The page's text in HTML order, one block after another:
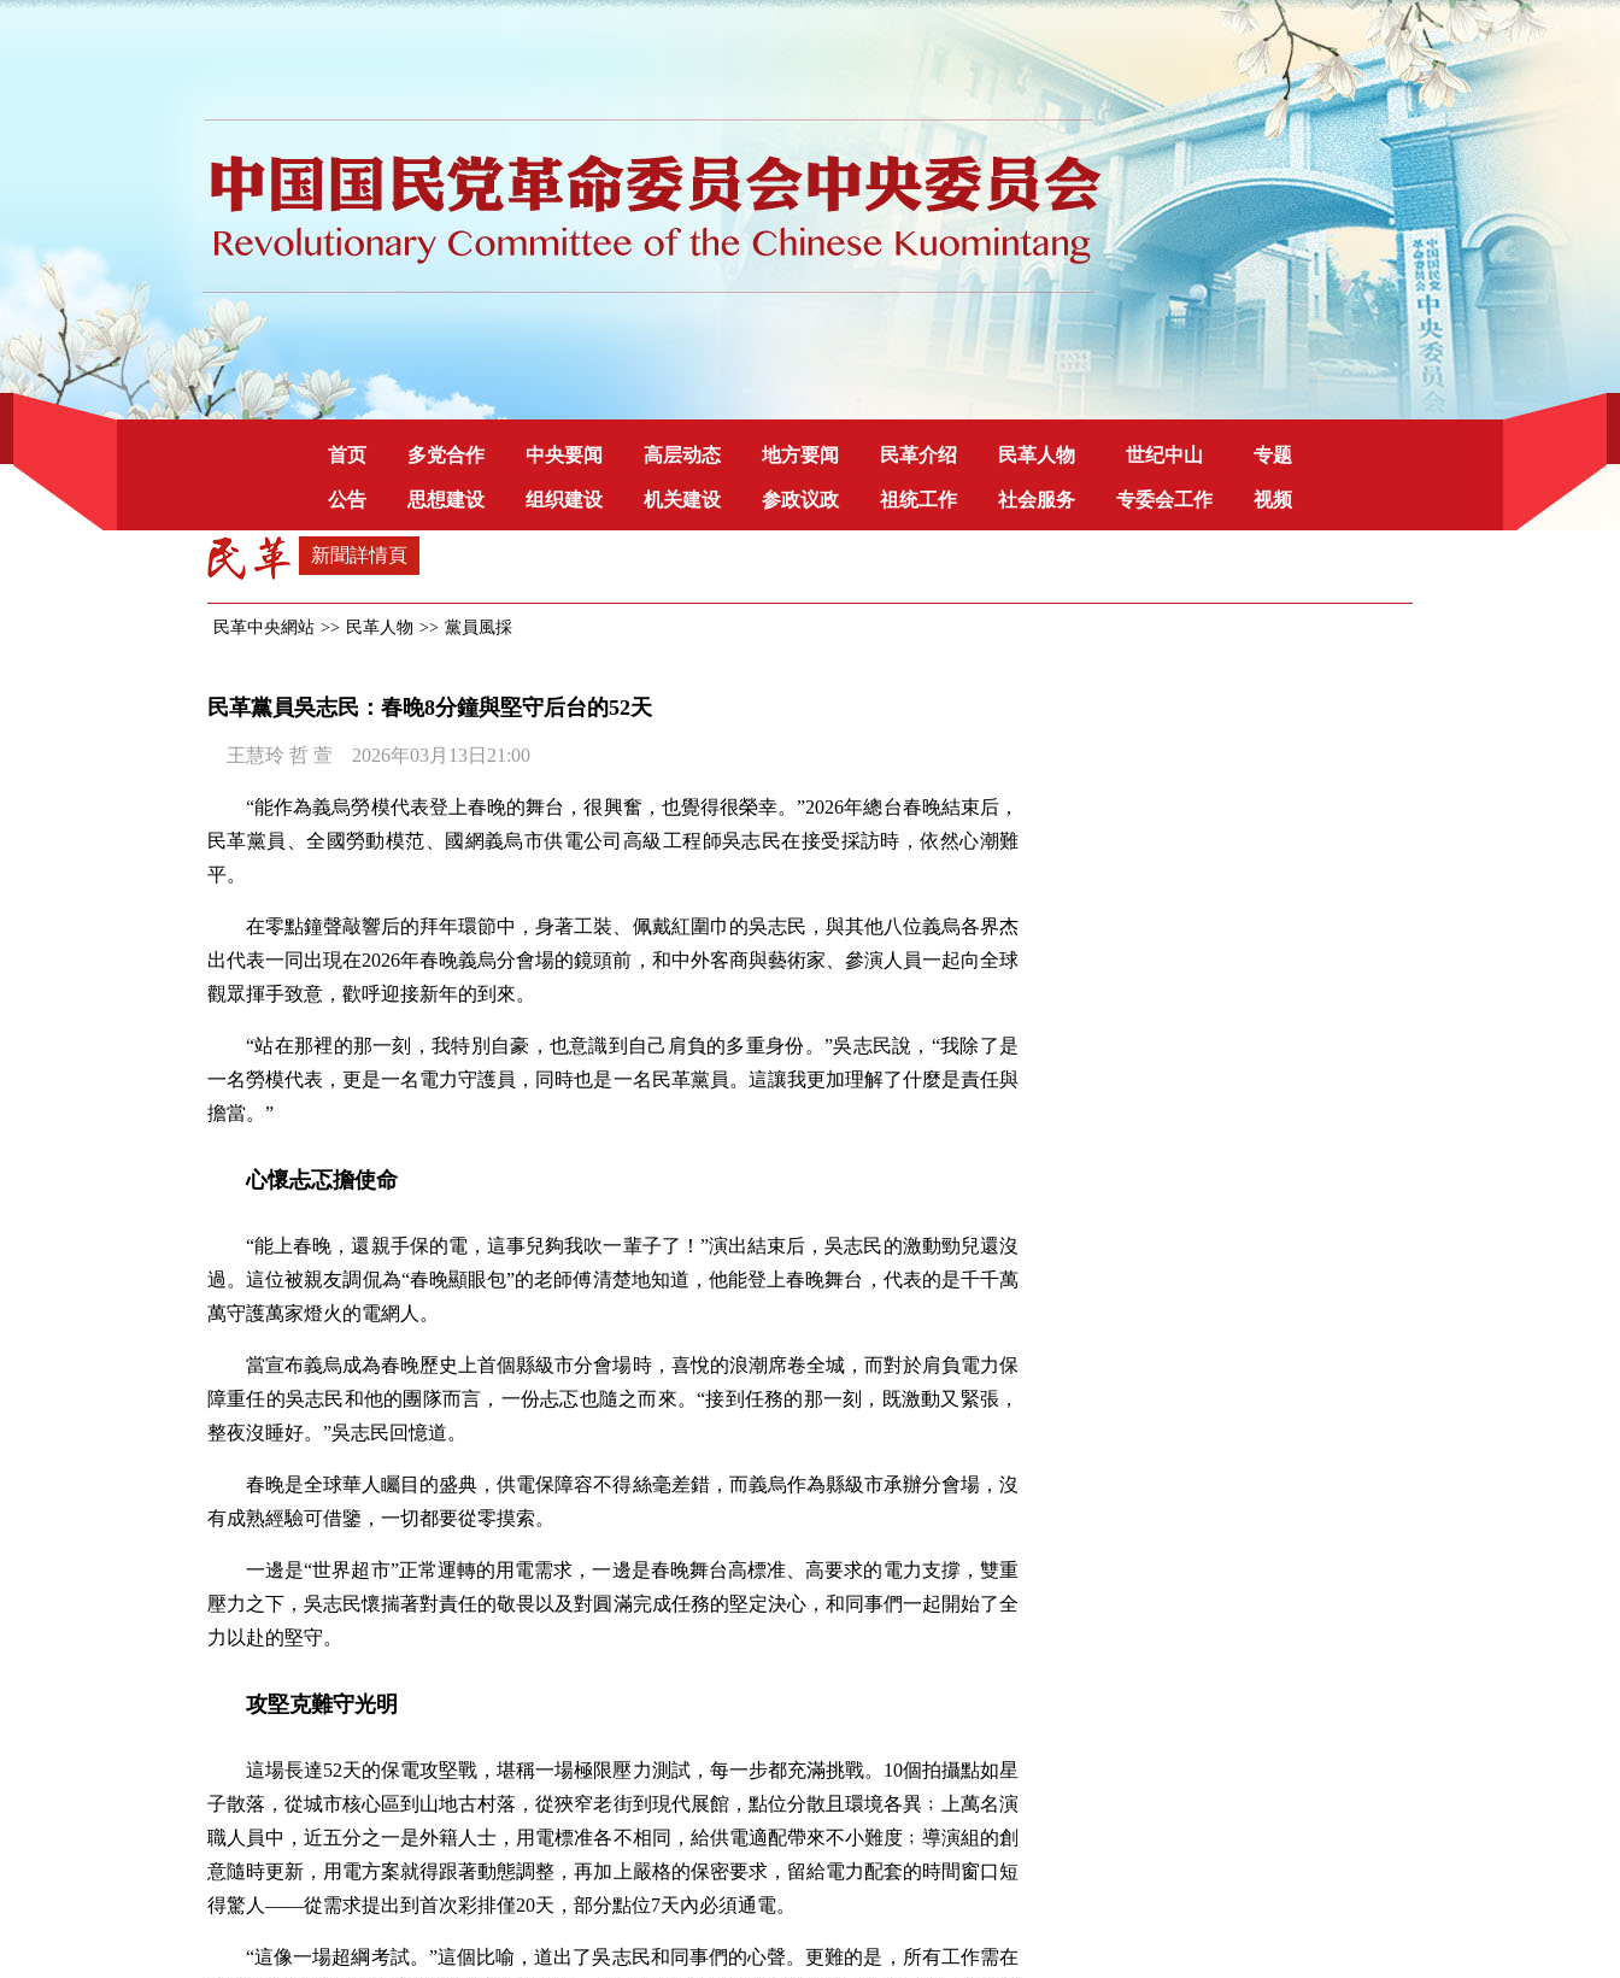
首页 多党合作 中央要闻 高层动态 地方要闻 民革介绍 民革人物 世纪中山 专题
公告 思想建设 组织建设 机关建设 参政议政 祖统工作 社会服务 专委会工作 视频
新聞詳情頁
民革中央網站 >> 民革人物 >> 黨員風採
民革黨員吳志民：春晚8分鐘與堅守后台的52天
王慧玲 哲 萱 2026年03月13日21:00
“能作為義烏勞模代表登上春晚的舞台，很興奮，也覺得很榮幸。”2026年總台春晚結束后，
民革黨員、全國勞動模范、國網義烏市供電公司高級工程師吳志民在接受採訪時，依然心潮難
平。
在零點鐘聲敲響后的拜年環節中，身著工裝、佩戴紅圍巾的吳志民，與其他八位義烏各界杰
出代表一同出現在2026年春晚義烏分會場的鏡頭前，和中外客商與藝術家、參演人員一起向全球
觀眾揮手致意，歡呼迎接新年的到來。
“站在那裡的那一刻，我特別自豪，也意識到自己肩負的多重身份。”吳志民說，“我除了是
一名勞模代表，更是一名電力守護員，同時也是一名民革黨員。這讓我更加理解了什麼是責任與
擔當。”
心懷忐忑擔使命
“能上春晚，還親手保的電，這事兒夠我吹一輩子了！”演出結束后，吳志民的激動勁兒還沒
過。這位被親友調侃為“春晚顯眼包”的老師傅清楚地知道，他能登上春晚舞台，代表的是千千萬
萬守護萬家燈火的電網人。
當宣布義烏成為春晚歷史上首個縣級市分會場時，喜悅的浪潮席卷全城，而對於肩負電力保
障重任的吳志民和他的團隊而言，一份忐忑也隨之而來。“接到任務的那一刻，既激動又緊張，
整夜沒睡好。”吳志民回憶道。
春晚是全球華人矚目的盛典，供電保障容不得絲毫差錯，而義烏作為縣級市承辦分會場，沒
有成熟經驗可借鑒，一切都要從零摸索。
一邊是“世界超市”正常運轉的用電需求，一邊是春晚舞台高標准、高要求的電力支撐，雙重
壓力之下，吳志民懷揣著對責任的敬畏以及對圓滿完成任務的堅定決心，和同事們一起開始了全
力以赴的堅守。
攻堅克難守光明
這場長達52天的保電攻堅戰，堪稱一場極限壓力測試，每一步都充滿挑戰。10個拍攝點如星
子散落，從城市核心區到山地古村落，從狹窄老街到現代展館，點位分散且環境各異﹔上萬名演
職人員中，近五分之一是外籍人士，用電標准各不相同，給供電適配帶來不小難度﹔導演組的創
意隨時更新，用電方案就得跟著動態調整，再加上嚴格的保密要求，留給電力配套的時間窗口短
得驚人——從需求提出到首次彩排僅20天，部分點位7天內必須通電。
“這像一場超綱考試。”這個比喻，道出了吳志民和同事們的心聲。更難的是，所有工作需在